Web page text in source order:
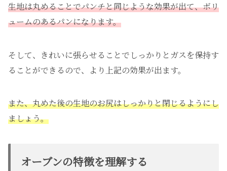
生地は丸めることでパンチと同じような効果が出て、ボリ
ュームのあるパンになります。
そして、きれいに張らせることでしっかりとガスを保持す
ることができるので、より上記の効果が出ます。
また、丸めた後の生地のお尻はしっかりと閉じるようにし
ましょう。
オーブンの特徴を理解する